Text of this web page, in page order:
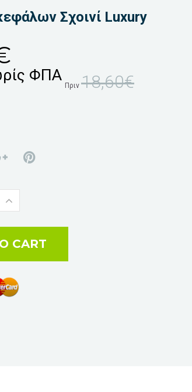
Σχοινί Luxury
ΦΠΑ
Πριν 18,60€
CART